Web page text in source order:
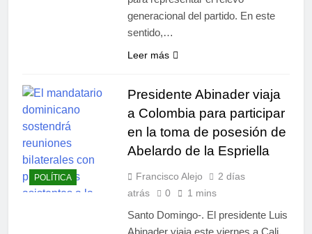
generacional del partido. En este
sentido,…
Leer más
POLÍTICA
Presidente Abinader viaja
a Colombia para participar
en la toma de posesión de
Abelardo de la Espriella
Francisco Alejo
2 días
atrás
0 1 mins
Santo Domingo-. El presidente Luis
Abinader viaja este viernes a Cali,